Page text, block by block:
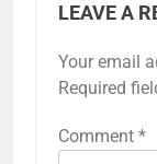
LEAVE A
Your email
Required
Comment *